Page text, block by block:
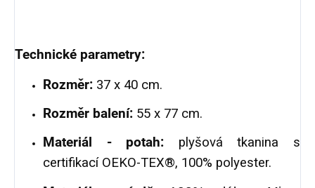
Technické parametry:
Rozměr: 37 x 40 cm.
Rozměr balení: 55 x 77 cm.
Materiál - potah: plyšová tkanina s
certifikací OEKO-TEX®, 100% polyester.